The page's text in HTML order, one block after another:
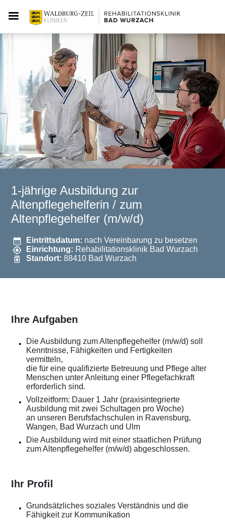
1-jährige Ausbildung zur
Altenpflegehelferin / zum
Altenpflegehelfer (m/w/d)
Eintrittsdatum: nach Vereinbarung zu besetzen
Einrichtung: Rehabilitationsklinik Bad Wurzach
Standort: 88410 Bad Wurzach
Ihre Aufgaben
Die Ausbildung zum Altenpflegehelfer (m/w/d) soll
Kenntnisse, Fähigkeiten und Fertigkeiten
vermitteln,
die für eine qualifizierte Betreuung und Pflege alter
Menschen unter Anleitung einer Pflegefachkraft
erforderlich sind.
Vollzeitform: Dauer 1 Jahr (praxisintegrierte
Ausbildung mit zwei Schultagen pro Woche)
an unseren Berufsfachschulen in Ravensburg,
Wangen, Bad Wurzach und Ulm
Die Ausbildung wird mit einer staatlichen Prüfung
zum Altenpflegehelfer (m/w/d) abgeschlossen.
Ihr Profil
Grundsätzliches soziales Verständnis und die
Fähigkeit zur Kommunikation